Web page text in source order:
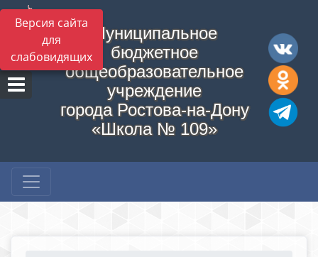
Версия сайта
для
слабовидящих
Муниципальное
бюджетное
общеобразовательное
учреждение
города Ростова-на-Дону
«Школа № 109»